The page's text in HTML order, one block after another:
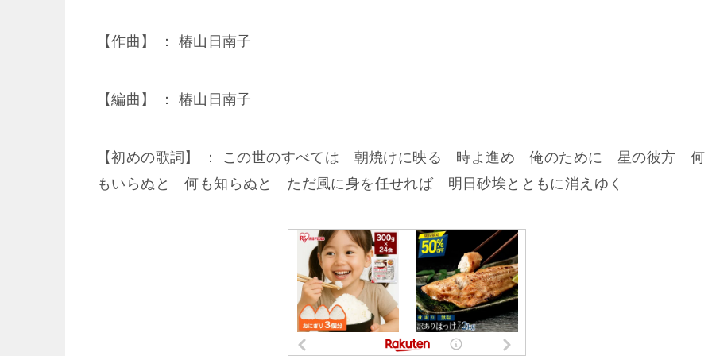
【作曲】 ： 椿山日南子
【編曲】 ： 椿山日南子
【初めの歌詞】 ： この世のすべては 朝焼けに映る 時よ進め 俺のために 星の彼方 何
もいらぬと 何も知らぬと ただ風に身を任せれば 明日砂埃とともに消えゆく